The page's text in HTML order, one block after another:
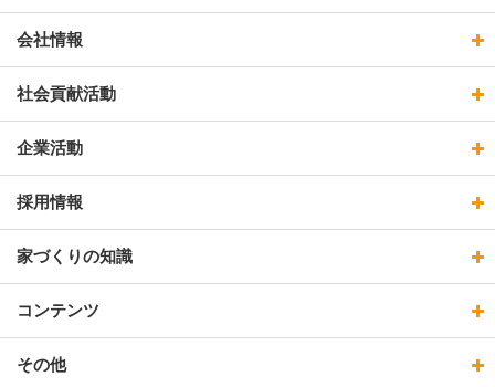
会社情報
社会貢献活動
企業活動
採用情報
家づくりの知識
コンテンツ
その他